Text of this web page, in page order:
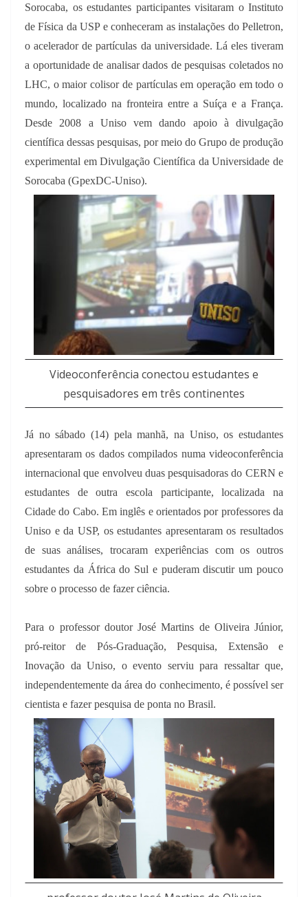
Sorocaba, os estudantes participantes visitaram o Instituto
de Física da USP e conheceram as instalações do Pelletron,
o acelerador de partículas da universidade. Lá eles tiveram
a oportunidade de analisar dados de pesquisas coletados no
LHC, o maior colisor de partículas em operação em todo o
mundo, localizado na fronteira entre a Suíça e a França.
Desde 2008 a Uniso vem dando apoio à divulgação
científica dessas pesquisas, por meio do Grupo de produção
experimental em Divulgação Científica da Universidade de
Sorocaba (GpexDC-Uniso).
Videoconferência conectou estudantes e
pesquisadores em três continentes
Já no sábado (14) pela manhã, na Uniso, os estudantes
apresentaram os dados compilados numa videoconferência
internacional que envolveu duas pesquisadoras do CERN e
estudantes de outra escola participante, localizada na
Cidade do Cabo. Em inglês e orientados por professores da
Uniso e da USP, os estudantes apresentaram os resultados
de suas análises, trocaram experiências com os outros
estudantes da África do Sul e puderam discutir um pouco
sobre o processo de fazer ciência.
Para o professor doutor José Martins de Oliveira Júnior,
pró-reitor de Pós-Graduação, Pesquisa, Extensão e
Inovação da Uniso, o evento serviu para ressaltar que,
independentemente da área do conhecimento, é possível ser
cientista e fazer pesquisa de ponta no Brasil.